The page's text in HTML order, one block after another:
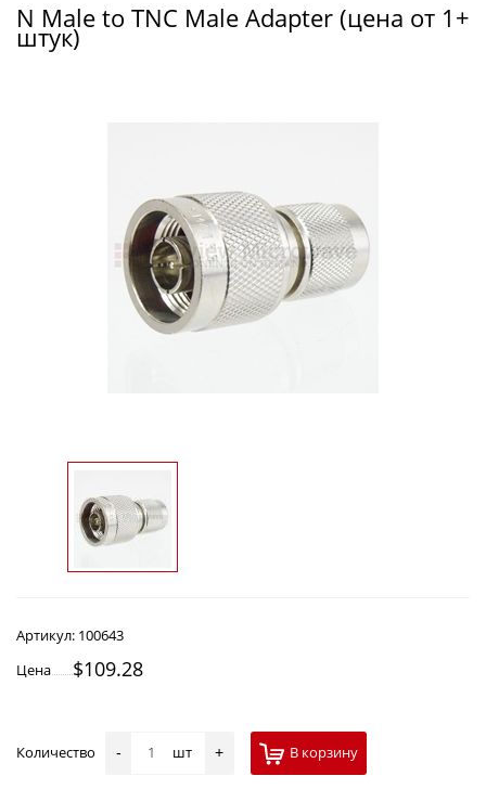
N Male to TNC Male Adapter (цена от 1+
штук)
Артикул: 100643
Цена
$109.28
Количество - шт + В корзину